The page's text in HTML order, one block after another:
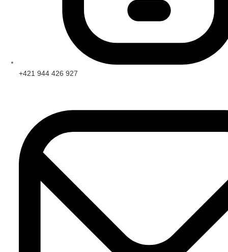
+421 944 426 927